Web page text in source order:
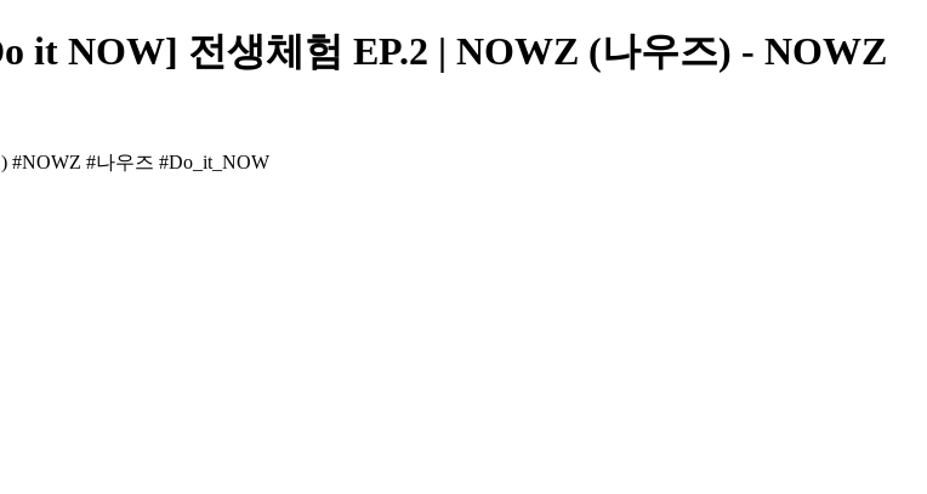
it NOW] 전생체험 EP.2 | NOWZ (나우즈) - NOWZ
#NOWZ #나우즈 #Do_it_NOW